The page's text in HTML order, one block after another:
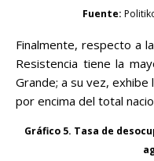
Fuente:
Finalmente, respecto a la
Resistencia tiene la
Grande; a su vez,
por encima del total
Gráfico 5. Tasa de